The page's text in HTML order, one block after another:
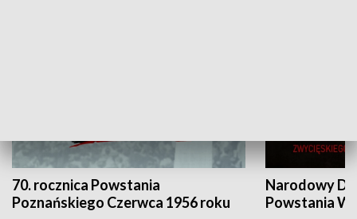
70. rocznica Powstania
Poznańskiego Czerwca 1956 roku
Narodowy
Powstania